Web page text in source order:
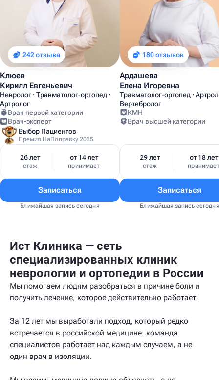
242 отзыва
Клюев
Кирилл Евгеньевич
Невролог · Травматолог-ортопед ·
Артролог
Врач первой категории
Врач-эксперт
Выбор Пациентов
Премия НаПоправку 2025
26 лет
стаж
от 14 лет
принимает
Записаться
Ближайшая запись сегодня
180 отзывов
Ардашева
Елена Игоревна
Травматолог-ортопед ·
Вертебролог
КМН
Врач высшей категории
29 лет
стаж
от 18 лет
принимает
Записаться
Ближайшая запись сегодня
Ист Клиника — сеть
специализированных клиник
неврологии и ортопедии в России
Мы помогаем людям разобраться в причине боли и
получить лечение, которое действительно работает.
За 12 лет мы выработали подход, который редко
встречается в российской медицине: команда
специалистов работает над каждым случаем, а не
один врач в изоляции.